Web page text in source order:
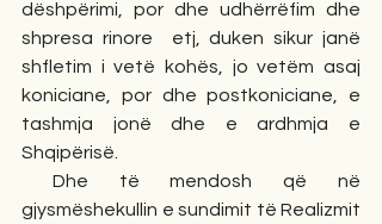
dëshpërimi, por dhe udhërrëfim dhe
shpresa rinore  etj, duken sikur janë
shfletim i vetë kohës, jo vetëm asaj
koniciane, por dhe postkoniciane, e
tashmja jonë dhe e ardhmja e
Shqipërisë.
Dhe të mendosh që në
gjysmëshekullin e sundimit të Realizmit